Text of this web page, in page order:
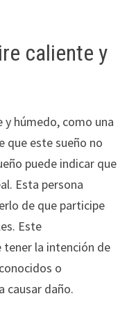
caliente y
y húmedo, como una
que este sueño no
puede indicar que
Esta persona
de que participe
Este
la intención de
o
causar daño.